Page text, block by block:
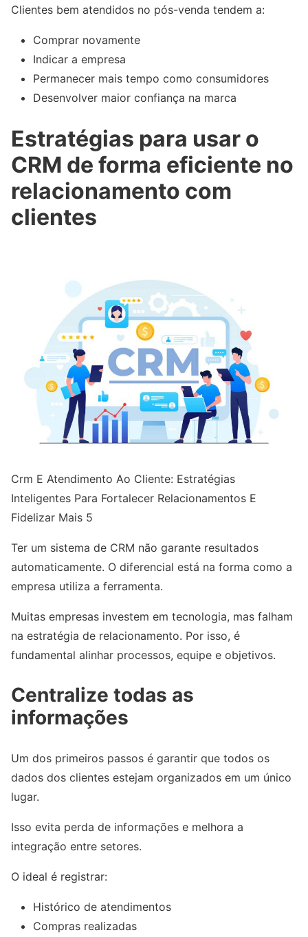
Clientes bem atendidos no pós-venda tendem a:
Comprar novamente
Indicar a empresa
Permanecer mais tempo como consumidores
Desenvolver maior confiança na marca
Estratégias para usar o
CRM de forma eficiente no
relacionamento com
clientes
Crm E Atendimento Ao Cliente: Estratégias
Inteligentes Para Fortalecer Relacionamentos E
Fidelizar Mais 5
Ter um sistema de CRM não garante resultados
automaticamente. O diferencial está na forma como a
empresa utiliza a ferramenta.
Muitas empresas investem em tecnologia, mas falham
na estratégia de relacionamento. Por isso, é
fundamental alinhar processos, equipe e objetivos.
Centralize todas as
informações
Um dos primeiros passos é garantir que todos os
dados dos clientes estejam organizados em um único
lugar.
Isso evita perda de informações e melhora a
integração entre setores.
O ideal é registrar:
Histórico de atendimentos
Compras realizadas